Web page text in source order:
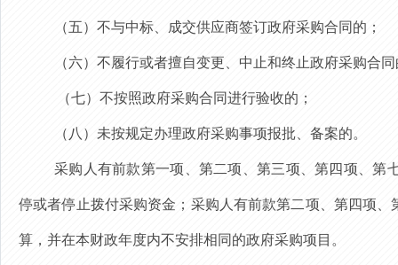
（五）不与中标、成交供应商签订政府采购合同的；
（六）不履行或者擅自变更、中止和终止政府采购合
（七）不按照政府采购合同进行验收的；
（八）未按规定办理政府采购事项报批、备案的。
采购人 有前款第一项、第二项、第三项、第四项、第
停或者停止拨付采购资金；采购人 有前款第二项、第四项、
算，并在本财政年度内不安排相同的政府采购项目。